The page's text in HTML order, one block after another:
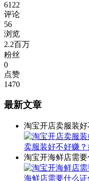
6122
评论
56
浏览
2.2百万
粉丝
0
点赞
1470
最新文章
淘宝开店卖服装
卖服装好不好赚
淘宝开海鲜店需
海鲜店需要什么